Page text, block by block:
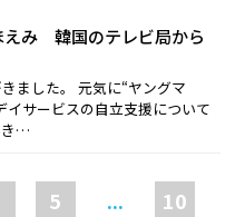
えみ 韓国のテレビ局から
ました。 元気に“ヤングマ
イサービスの自立支援について
き…
5 ...
10